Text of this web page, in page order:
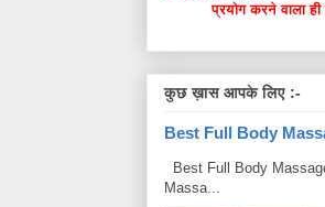
प्रयोग करने वाला
कुछ ख़ास आपके लिए :-
Best Full Body
Best Full Body Massage
Massa...